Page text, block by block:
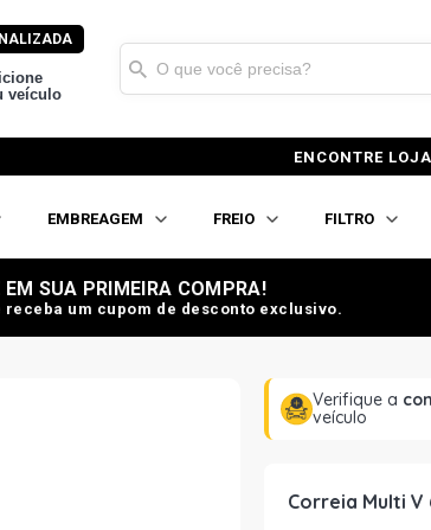
veículo
ENCONTRE LOJA
EMBREAGEM FREIO FILTRO
SUA PRIMEIRA COMPRA!
receba um cupom de desconto exclusivo.
Verifique a
veículo
Correia Multi V